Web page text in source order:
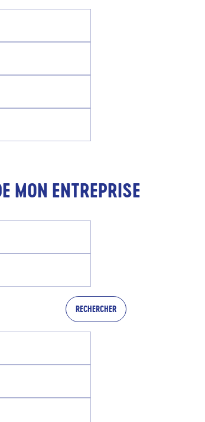
MON ENTREPRISE
RECHERCHER